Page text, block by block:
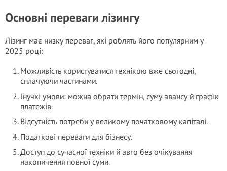
Основні переваги лізингу
Лізинг має низку переваг, які роблять його популярним у
2025 році:
Можливість користуватися технікою вже сьогодні,
сплачуючи частинами.
Гнучкі умови: можна обрати термін, суму авансу й графік
платежів.
Відсутність потреби у великому початковому капіталі.
Податкові переваги для бізнесу.
Доступ до сучасної техніки й авто без очікування
накопичення повної суми.